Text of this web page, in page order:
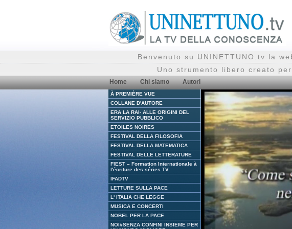
Benvenuto su UNINETTUNO.tv la
Uno strumento libero creato
Home Chi siamo Autori
À PREMIÈRE VUE
COLLANE D'AUTORE
ERA LA RAI- ALLE ORIGINI DEL
SERVIZIO PUBBLICO
ETOILES NOIRES
FESTIVAL DELLA FILOSOFIA
FESTIVAL DELLA MATEMATICA
FESTIVAL DELLE LETTERATURE
FIEST – Formation Internationale à
l'écriture des séries TV
IFADTV
LETTURE SULLA PACE
L' ITALIA CHE LEGGE
MUSICA E CONCERTI
NOBEL PER LA PACE
NOI#SENZA CONFINI INSIEME PER